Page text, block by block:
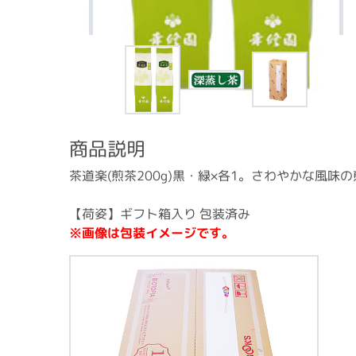
商品説明
茶道楽(煎茶200g)黒・緑×各1。さわやかな風味
【荷姿】ギフト箱入り 包装済み
※画像は包装イメージです。